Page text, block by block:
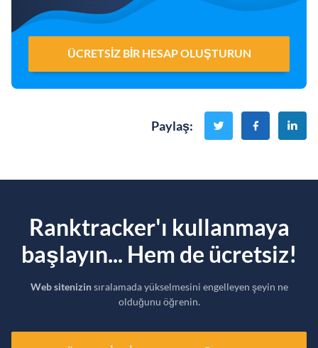
ÜCRETSIZ BIR HESAP OLUŞTURUN
Paylaş:
Ranktracker'ı kullanmaya
başlayın... Hem de ücretsiz!
Web sitenizinsıralamada yükselmesini engelleyen şeyin ne
olduğunu öğrenin.